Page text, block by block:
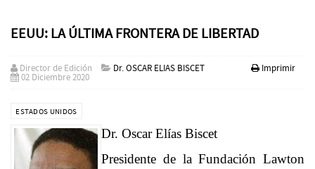
EEUU: LA ÚLTIMA FRONTERA DE LIBERTAD
Imprimir
Director de Edición Dr. OSCAR ELIAS BISCET
02 Diciembre 2020
ESTADOS UNIDOS
Dr. Oscar Elías Biscet
Presidente de la Fundación Lawton